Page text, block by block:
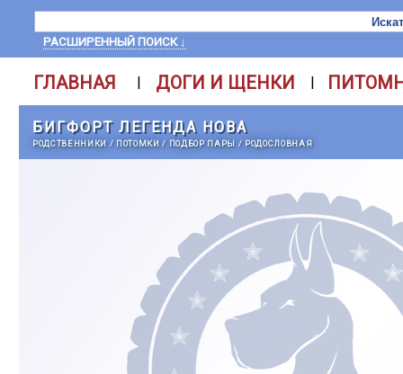
РАСШИРЕННЫЙ ПОИСК ↓
ГЛАВНАЯ | ДОГИ И ЩЕНКИ |
БИГФОРТ ЛЕГЕНДА НОВА
РОДСТВЕННИКИ / ПОТОМКИ/ ПОДБОР ПАРЫ / РОДОСЛОВНАЯ